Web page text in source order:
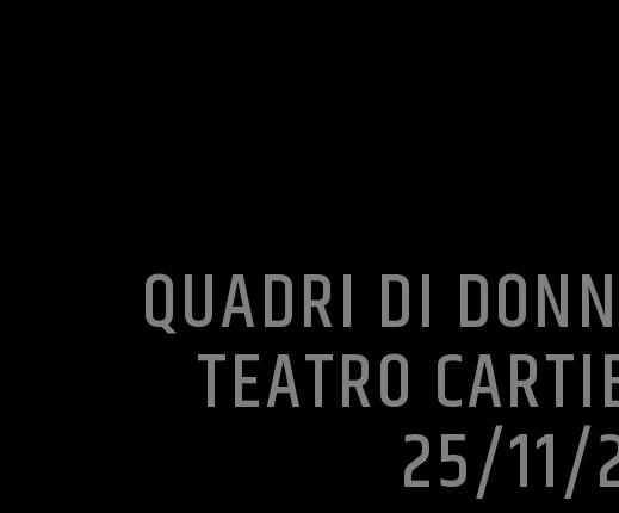
QUADRI DI
TEATRO
25/11/